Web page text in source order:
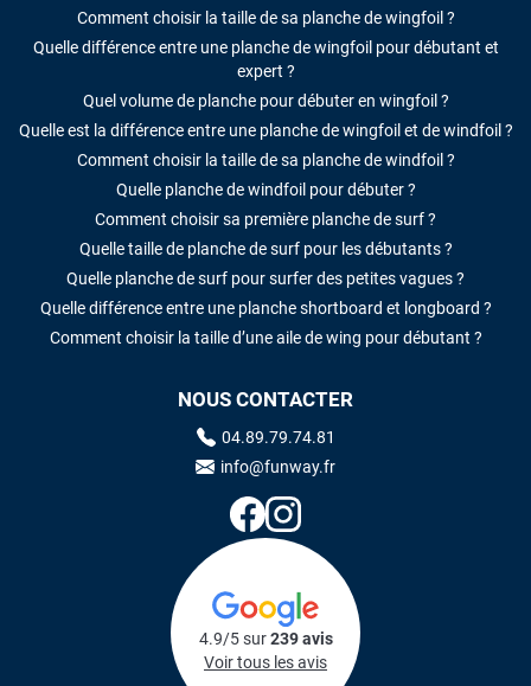
Comment choisir la taille de sa planche de wingfoil ?
Quelle différence entre une planche de wingfoil pour débutant et
expert ?
Quel volume de planche pour débuter en wingfoil ?
Quelle est la différence entre une planche de wingfoil et de windfoil ?
Comment choisir la taille de sa planche de windfoil ?
Quelle planche de windfoil pour débuter ?
Comment choisir sa première planche de surf ?
Quelle taille de planche de surf pour les débutants ?
Quelle planche de surf pour surfer des petites vagues ?
Quelle différence entre une planche shortboard et longboard ?
Comment choisir la taille d’une aile de wing pour débutant ?
NOUS CONTACTER
04.89.79.74.81
info@funway.fr
4.9/5 sur239 avis
Voir tous les avis